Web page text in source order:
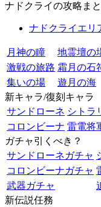
ナドクライの攻略ま
ナドクライエリ
月神の瞳
地霊壇の
激戦の旅路 霜月の石
集いの場
遊月の海
新キャラ/復刻キャラ
サンドローネ シトラ
コロンビーナ 雷電将
ガチャ引くべき？
サンドローネガチャ
コロンビーナガチャ
武器ガチャ
新伝説任務